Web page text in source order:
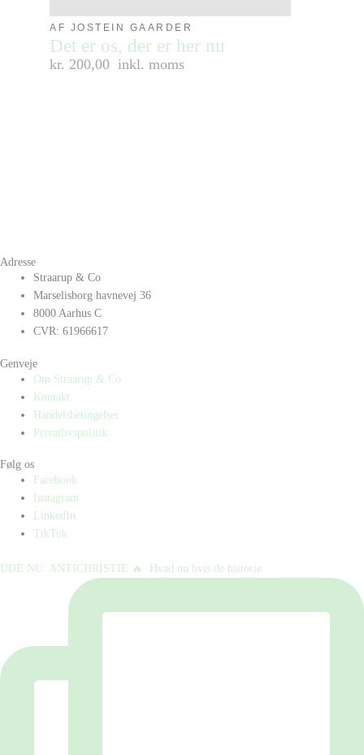
AF JOSTEIN GAARDER
Det er os, der er her nu
kr. 200,00 inkl. moms
Adresse
Straarup & Co
Marselisborg havnevej 36
8000 Aarhus C
CVR: 61966617
Genveje
Om Straarup & Co
Kontakt
Handelsbetingelser
Privatlivspolitik
Følg os
Facebook
Instagram
LinkedIn
TikTok
UDE NU: ANTICHRISTIE 🔥⁠ ⁠ Hvad nu hvis de historie